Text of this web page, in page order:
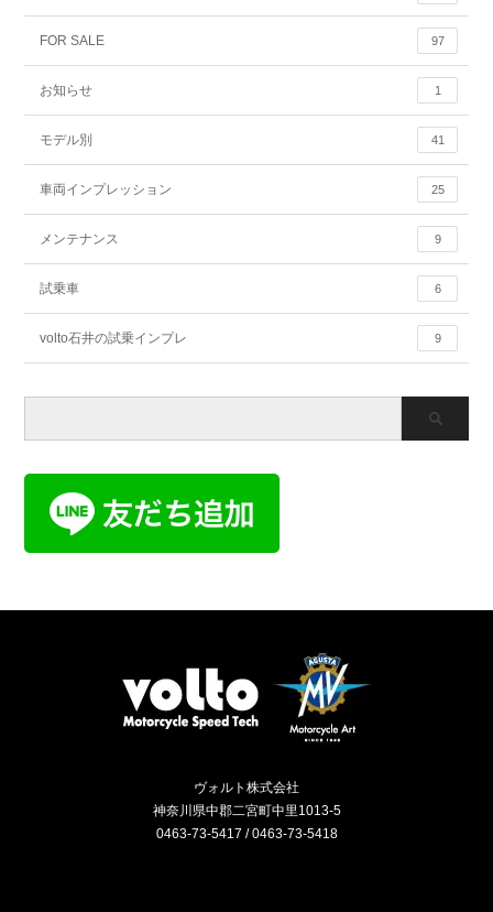
FOR SALE 97
お知らせ 1
モデル別 41
車両インプレッション 25
メンテナンス 9
試乗車 6
volto石井の試乗インプレ 9
ヴォルト株式会社
神奈川県中郡二宮町中里1013-5
0463-73-5417 / 0463-73-5418